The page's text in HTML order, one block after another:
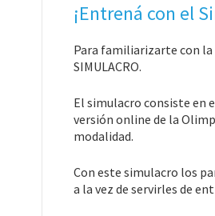
¡Entrená con el
Para familiarizarte con
SIMULACRO.
El simulacro consiste en
versión online de la
modalidad.
Con este simulacro los
a la vez de servirles de